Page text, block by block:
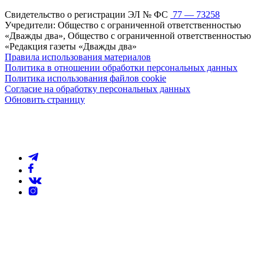
Свидетельство о регистрации ЭЛ № ФС 77 — 73258
Учредители: Общество с ограниченной ответственностью
«Дважды два», Общество с ограниченной ответственностью
«Редакция газеты «Дважды два»
Правила использования материалов
Политика в отношении обработки персональных данных
Политика использования файлов cookie
Согласие на обработку персональных данных
Обновить страницу